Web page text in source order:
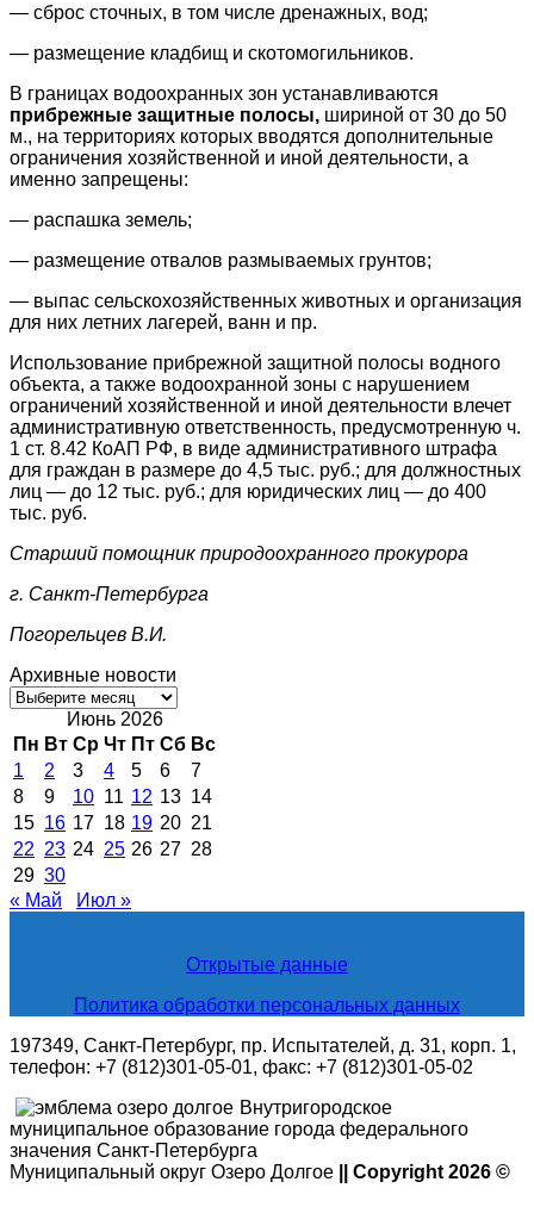
— сброс сточных, в том числе дренажных, вод;
— размещение кладбищ и скотомогильников.
В границах водоохранных зон устанавливаются
прибрежные защитные полосы, шириной от 30 до 50
м., на территориях которых вводятся дополнительные
ограничения хозяйственной и иной деятельности, а
именно запрещены:
— распашка земель;
— размещение отвалов размываемых грунтов;
— выпас сельскохозяйственных животных и организация
для них летних лагерей, ванн и пр.
Использование прибрежной защитной полосы водного
объекта, а также водоохранной зоны с нарушением
ограничений хозяйственной и иной деятельности влечет
административную ответственность, предусмотренную ч.
1 ст. 8.42 КоАП РФ, в виде административного штрафа
для граждан в размере до 4,5 тыс. руб.; для должностных
лиц — до 12 тыс. руб.; для юридических лиц — до 400
тыс. руб.
Старший помощник природоохранного прокурора
г. Санкт-Петербурга
Погорельцев В.И.
Архивные новости
Архивные
новостиИюнь 2026
Пн Вт Ср Чт Пт Сб Вс
1
2 3 4 5 6
7
8
9 10 11 12 13 14
15 16 17 18 19 20 21
22 23 24 25 26 27 28
29 30
« Май
Июл »
Открытые данные
Политика обработки персональных данных
197349, Санкт-Петербург, пр. Испытателей, д. 31, корп. 1,
телефон: +7 (812)301-05-01, факс: +7 (812)301-05-02
Внутригородское
муниципальное образование города федерального
значения Санкт-Петербурга
Муниципальный округ Озеро Долгое
|| Copyright 2026 ©